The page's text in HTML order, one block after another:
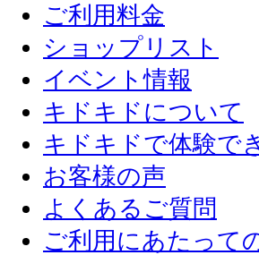
ご利用料金
ショップリスト
イベント情報
キドキドについて
キドキドで体験で
お客様の声
よくあるご質問
ご利用にあたって